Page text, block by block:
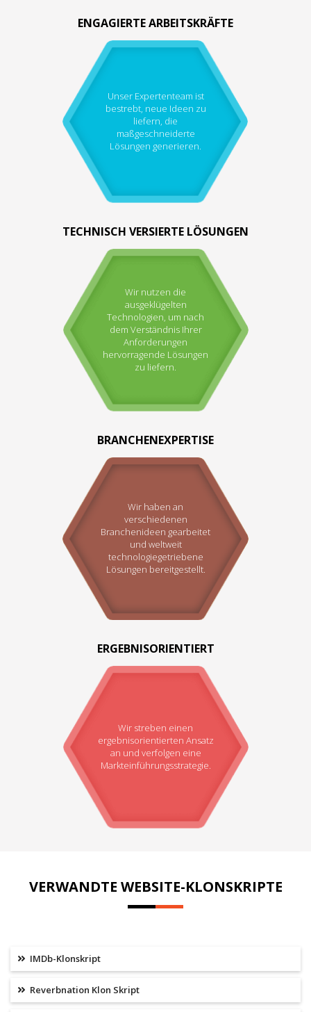
ENGAGIERTE ARBEITSKRÄFTE
Unser Expertenteam ist
bestrebt, neue Ideen zu
liefern, die
maßgeschneiderte
Lösungen generieren.
TECHNISCH VERSIERTE LÖSUNGEN
Wir nutzen die
ausgeklügelten
Technologien, um nach
dem Verständnis Ihrer
Anforderungen
hervorragende Lösungen
zu liefern.
BRANCHENEXPERTISE
Wir haben an
verschiedenen
Branchenideen gearbeitet
und weltweit
technologiegetriebene
Lösungen bereitgestellt.
ERGEBNISORIENTIERT
Wir streben einen
ergebnisorientierten Ansatz
an und verfolgen eine
Markteinführungsstrategie.
VERWANDTE WEBSITE-KLONSKRIPTE
IMDb-Klonskript
Reverbnation Klon Skript